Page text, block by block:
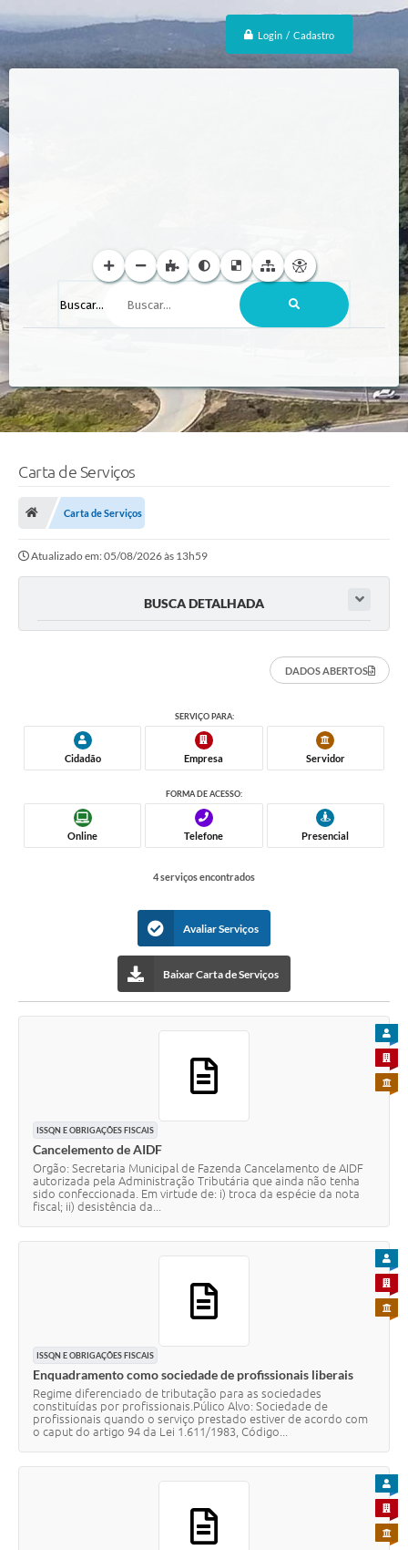
Login / Cadastro
Buscar...
Carta de Serviços
Carta de Serviços
Atualizado em: 05/08/2026 às 13h59
BUSCA DETALHADA
DADOS ABERTOS
SERVIÇO PARA:
Cidadão Empresa Servidor
FORMA DE ACESSO:
Online Telefone Presencial
4 serviços encontrados
Avaliar Serviços
Baixar Carta de Serviços
ISSQN E OBRIGAÇÕES FISCAIS
Cancelemento de AIDF
Orgão: Secretaria Municipal de Fazenda Cancelamento de AIDF
autorizada pela Administração Tributária que ainda não tenha
sido confeccionada. Em virtude de: i) troca da espécie da nota
fiscal; ii) desistência da...
PARA
PARA
ISSQN E OBRIGAÇÕES FISCAIS
Enquadramento como sociedade de profissionais liberais
Regime diferenciado de tributação para as sociedades
constituídas por profissionais.Púlico Alvo: Sociedade de
profissionais quando o serviço prestado estiver de acordo com
o caput do artigo 94 da Lei 1.611/1983, Código...
PARA
PARA
PARA
PARA